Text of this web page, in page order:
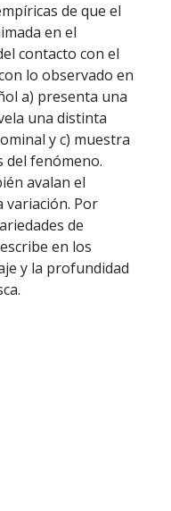
de que el
en el
contacto con el
lo observado en
a) presenta una
una distinta
y c) muestra
del fenómeno.
avalan el
variación. Por
de
en los
y la profundidad